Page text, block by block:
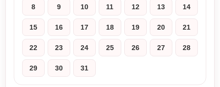
8 9 10 11 12 13 14
15 16 17 18 19 20 21
22 23 24 25 26 27 28
29 30 31